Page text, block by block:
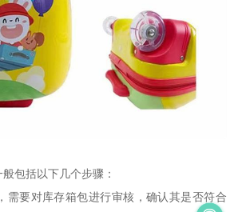
包括以下几个步骤：
需要对库存箱包进行审核，确认其是否符合